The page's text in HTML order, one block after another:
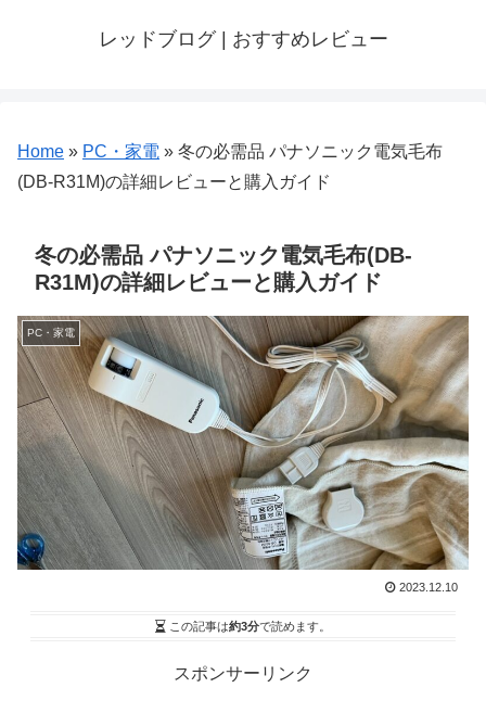
レッドブログ | おすすめレビュー
Home » PC・家電 » 冬の必需品 パナソニック電気毛布
(DB-R31M)の詳細レビューと購入ガイド
冬の必需品 パナソニック電気毛布(DB-
R31M)の詳細レビューと購入ガイド
PC・家電
2023.12.10
この記事は約3分で読めます。
スポンサーリンク